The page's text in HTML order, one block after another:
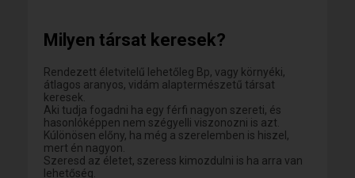
szokták mondani, hogy a remény hal meg utoljára.
Ha tetszik a bemutatkozásom és szimpatikus
akkor felveszem veled a kapcsolatot.
Én rengeteg csinos, jó megjelenésű 40- 50 körüli nőt
látok itt. /Hála Istennek/. Azt nem mondom el, hogy
nekem ki szàmít szépnek, jónak. 😄😁 Ráírni nem
igazán merek egyikre sem, mert tudom, hogy a
tökéletes férfit keresik. Egy sokkal szebb férfit.
Hogyan is jövök én ahhoz, hogy bármit is
kezdeményezzek.
Milyen társat keresek?
Rendezett életvitelű lehetőleg Bp, vagy környéki,
átlagos aranyos, vidám alaptermészetű társat
keresek.
Aki tudja fogadni ha egy férfi nagyon szereti, és
hasonlóképpen nem szégyelli viszonozni is azt.
Kúlönösen előny, ha még a szerelemben is hiszel,
mert én nagyon.
Szeresd az életet, szeress kimozdulni is ha arra van
lehetőség.